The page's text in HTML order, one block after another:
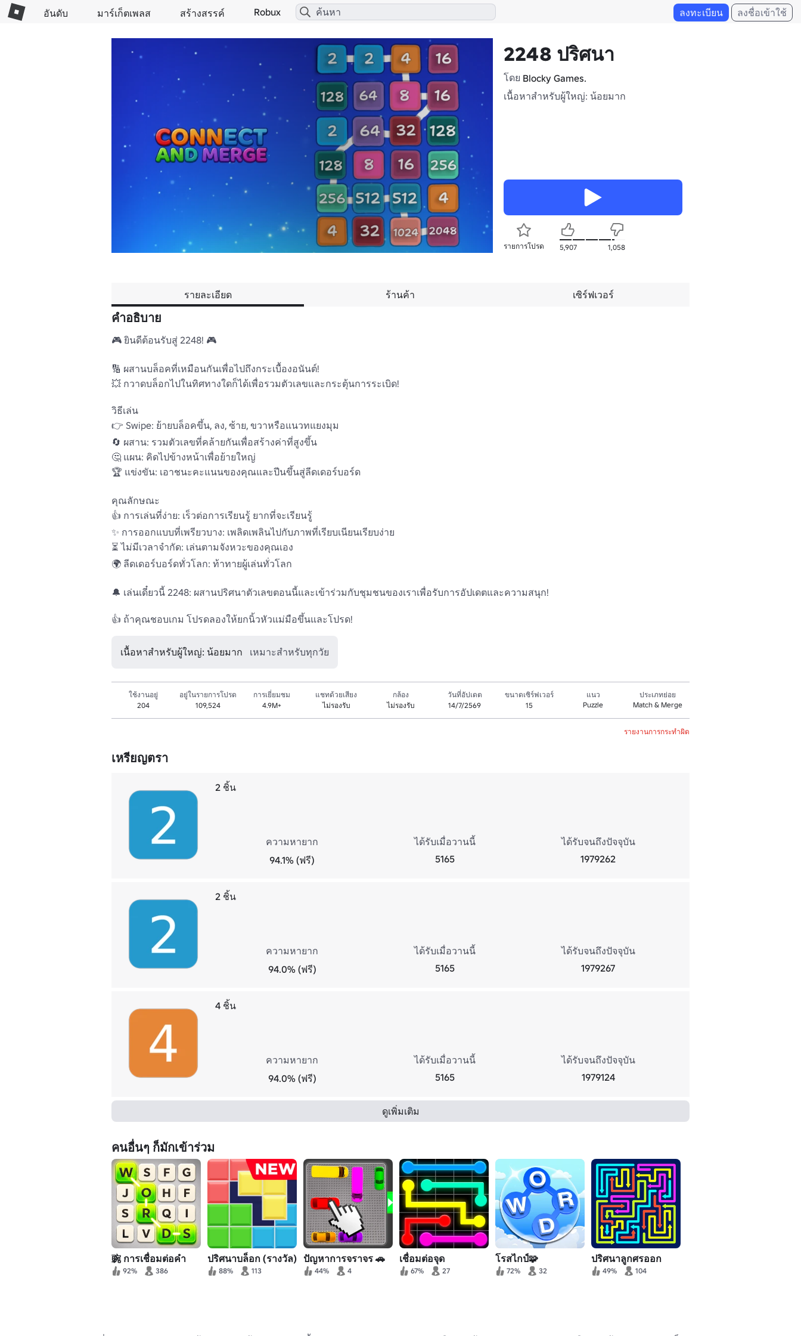
อันดับ มาร์เก็ตเพลส สร้างสรรค์ Robux ลงทะเบียน ลงชื่อเข้าใช้
2248 ปริศนา
โดย Blocky Games.
เนื้อหาสำหรับผู้ใหญ่: น้อยมาก
รายการโปรด 5,907 1,058
รายละเอียด ร้านค้า เซิร์ฟเวอร์
คำอธิบาย
🎮 ยินดีต้อนรับสู่ 2248! 🎮
🔢 ผสานบล็อคที่เหมือนกันเพื่อไปถึงกระเบื้องอนันต์!
💥 กวาดบล็อกไปในทิศทางใดก็ได้เพื่อรวมตัวเลขและกระตุ้นการระเบิด!
วิธีเล่น
👉 Swipe: ย้ายบล็อคขึ้น, ลง, ซ้าย, ขวาหรือแนวทแยงมุม
🔄 ผสาน: รวมตัวเลขที่คล้ายกันเพื่อสร้างค่าที่สูงขึ้น
🤔 แผน: คิดไปข้างหน้าเพื่อย้ายใหญ่
🏆 แข่งขัน: เอาชนะคะแนนของคุณและปีนขึ้นสู่ลีดเดอร์บอร์ด
คุณลักษณะ
👍 การเล่นที่ง่าย: เร็วต่อการเรียนรู้ ยากที่จะเรียนรู้
✨ การออกแบบที่เพรียวบาง: เพลิดเพลินไปกับภาพที่เรียบเนียนเรียบง่าย
⏳ ไม่มีเวลาจํากัด: เล่นตามจังหวะของคุณเอง
🌍 ลีดเดอร์บอร์ดทั่วโลก: ท้าทายผู้เล่นทั่วโลก
🔔 เล่นเดี๋ยวนี้ 2248: ผสานปริศนาตัวเลขตอนนี้และเข้าร่วมกับชุมชนของเราเพื่อรับการอัปเดตและความสนุก!
👍 ถ้าคุณชอบเกม โปรดลองให้ยกนิ้วหัวแม่มือขึ้นและโปรด!
เนื้อหาสำหรับผู้ใหญ่: น้อยมาก เหมาะสำหรับทุกวัย
ใช้งานอยู่
204
อยู่ในรายการโปรด
109,524
การเยี่ยมชม
4.9M+
แชทด้วยเสียง
ไม่รองรับ
กล้อง
ไม่รองรับ
วันที่อัปเดต
14/7/2569
ขนาดเซิร์ฟเวอร์
15
แนว
Puzzle
ประเภทย่อย
Match & Merge
รายงานการกระทำผิด
เหรียญตรา
2 ชิ้น
ความหายาก
94.1% (ฟรี)
ได้รับเมื่อวานนี้
5165
ได้รับจนถึงปัจจุบัน
1979262
2 ชิ้น
ความหายาก
94.0% (ฟรี)
ได้รับเมื่อวานนี้
5165
ได้รับจนถึงปัจจุบัน
1979267
4 ชิ้น
ความหายาก
94.0% (ฟรี)
ได้รับเมื่อวานนี้
5165
ได้รับจนถึงปัจจุบัน
1979124
ดูเพิ่มเติม
คนอื่นๆ ก็มักเข้าร่วม
豌 การเชื่อมต่อคํา
92% 386
ปริศนาบล็อก (รางวัล)
88% 113
ปัญหาการจราจร 🚗
44% 4
เชื่อมต่อจุด
67% 27
โรสไกป์🧩
72% 32
ปริศนาลูกศรออก
49% 104